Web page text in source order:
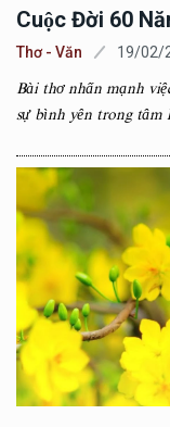
Cuộc Đời 60
Thơ - Văn 19/02/
Bài thơ nhấn mạnh
sự bình yên trong tâm